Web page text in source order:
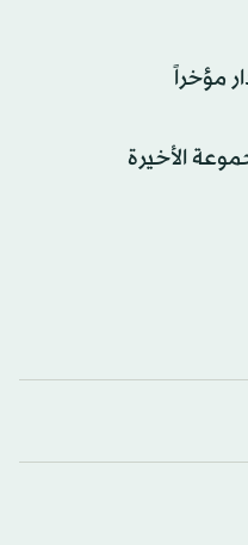
مؤخراً
الأخيرة